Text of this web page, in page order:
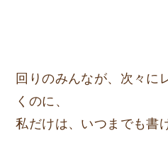
回りのみんなが、次々に
くのに、
私だけは、いつまでも書